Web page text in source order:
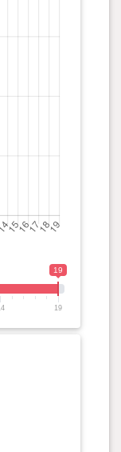
19
19